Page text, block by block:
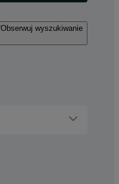
Obserwuj wyszukiwanie